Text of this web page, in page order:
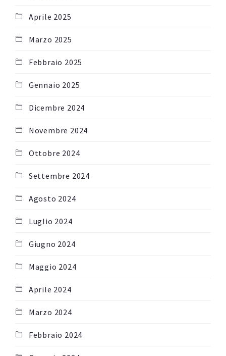
Aprile 2025
Marzo 2025
Febbraio 2025
Gennaio 2025
Dicembre 2024
Novembre 2024
Ottobre 2024
Settembre 2024
Agosto 2024
Luglio 2024
Giugno 2024
Maggio 2024
Aprile 2024
Marzo 2024
Febbraio 2024